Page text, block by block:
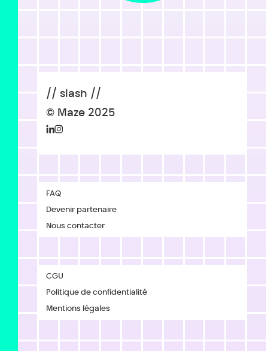
// slash //
© Maze 2025
FAQ
Devenir partenaire
Nous contacter
CGU
Politique de confidentialité
Mentions légales